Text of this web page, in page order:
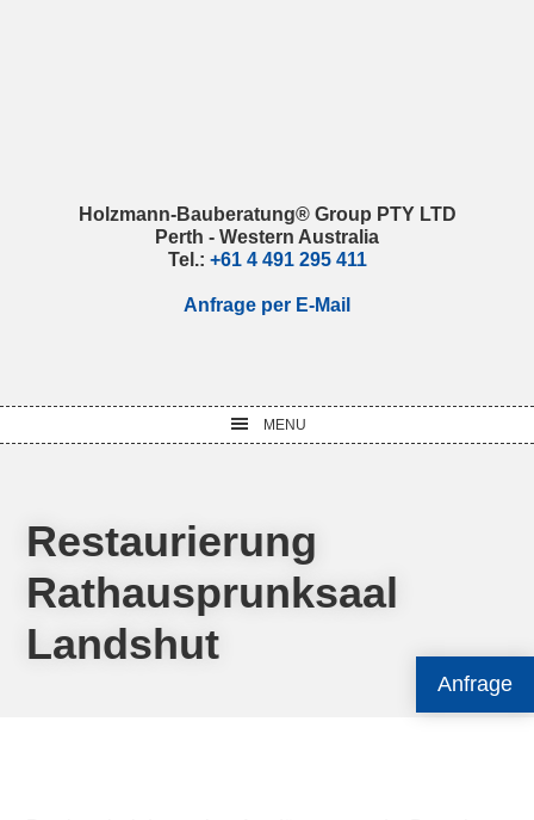
Anfrage
Holzmann-Bauberatung® Group PTY LTD
Perth - Western Australia
Tel.: +61 4 491 295 411
Anfrage per E-Mail
MENU
Restaurierung
Rathausprunksaal
Landshut